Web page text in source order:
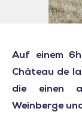
Auf einem
Château de
die einen
Weinberge